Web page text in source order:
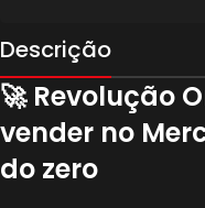
Descrição
🚀 Revolução
vender no
do zero